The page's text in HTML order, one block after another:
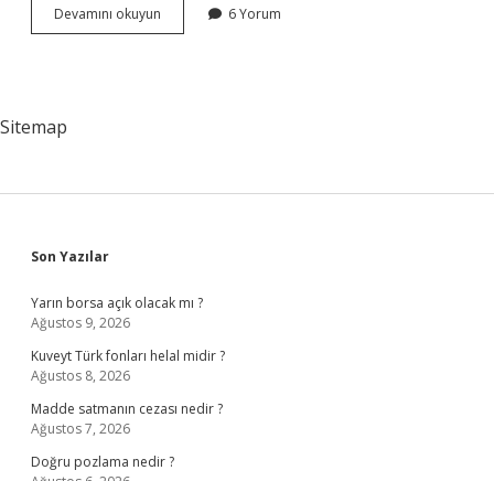
Devamını okuyun
Seti
6 Yorum
Sitemap
Sidebar
Son Yazılar
Yarın borsa açık olacak mı ?
Ağustos 9, 2026
Kuveyt Türk fonları helal midir ?
Ağustos 8, 2026
Madde satmanın cezası nedir ?
Ağustos 7, 2026
Doğru pozlama nedir ?